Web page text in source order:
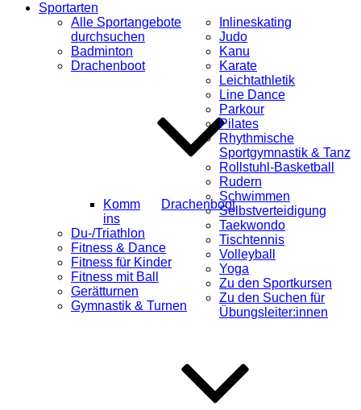
Sportarten
Alle Sportangebote
durchsuchen
Badminton
Drachenboot
Komm
ins
Drachenboot
Du-/Triathlon
Fitness & Dance
Fitness für Kinder
Fitness mit Ball
Gerätturnen
Gymnastik & Turnen
Inlineskating
Judo
Kanu
Karate
Leichtathletik
Line Dance
Parkour
Pilates
Rhythmische
Sportgymnastik & Tanz
Rollstuhl-Basketball
Rudern
Schwimmen
Selbstverteidigung
Taekwondo
Tischtennis
Volleyball
Yoga
Zu den Sportkursen
Zu den Suchen für
Übungsleiter:innen